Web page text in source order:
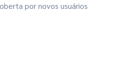
por novos usuários